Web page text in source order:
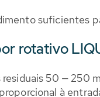
suficientes
rotativo
residuais 50 — 250
à